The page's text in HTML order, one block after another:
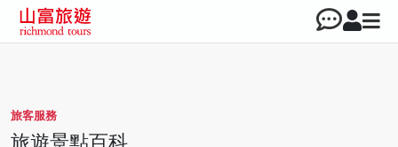
旅客服務
旅遊景點百科